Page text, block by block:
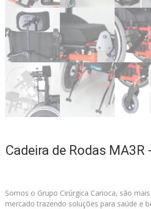
Cadeira de Rodas
Somos o Grupo Cirúrgica Carioca, são
mercado trazendo soluções para saúde e